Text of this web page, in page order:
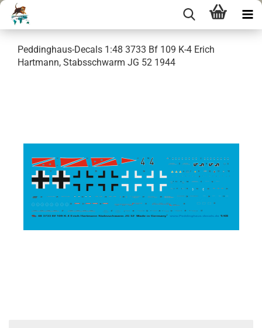
Peddinghaus-Decals 1:48 3733 Bf 109 K-4 Erich
Hartmann, Stabsschwarm JG 52 1944